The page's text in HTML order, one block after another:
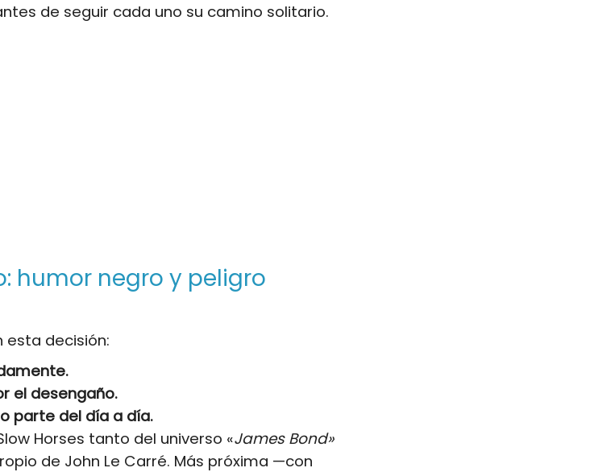
de seguir cada uno su camino solitario.
humor negro y peligro
esta decisión:
el desengaño.
parte del día a día.
Horses tanto del universo «James Bond»
de John Le Carré. Más próxima —con